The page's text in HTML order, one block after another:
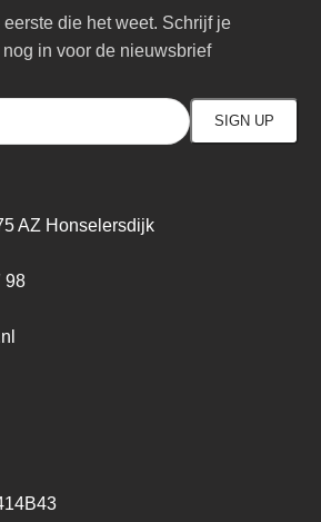
eerste die het weet. Schrijf je
in voor de nieuwsbrief
AZ Honselersdijk
98